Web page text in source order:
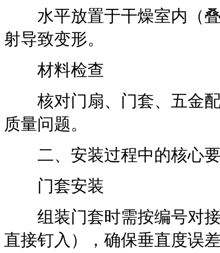
水平放置于干燥室内（叠
射导致变形。
材料检查
核对门扇、门套、五金配
质量问题。
二、安装过程中的核心
门套安装
组装门套时需按编号对接
直接钉入），确保垂直度误